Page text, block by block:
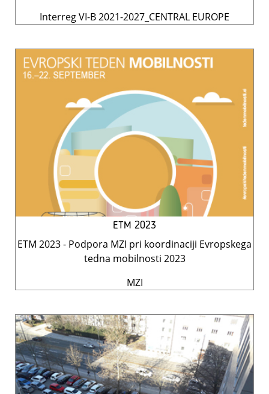
Interreg VI-B 2021-2027_CENTRAL EUROPE
ETM 2023
ETM 2023 - Podpora MZI pri koordinaciji Evropskega
tedna mobilnosti 2023
MZI